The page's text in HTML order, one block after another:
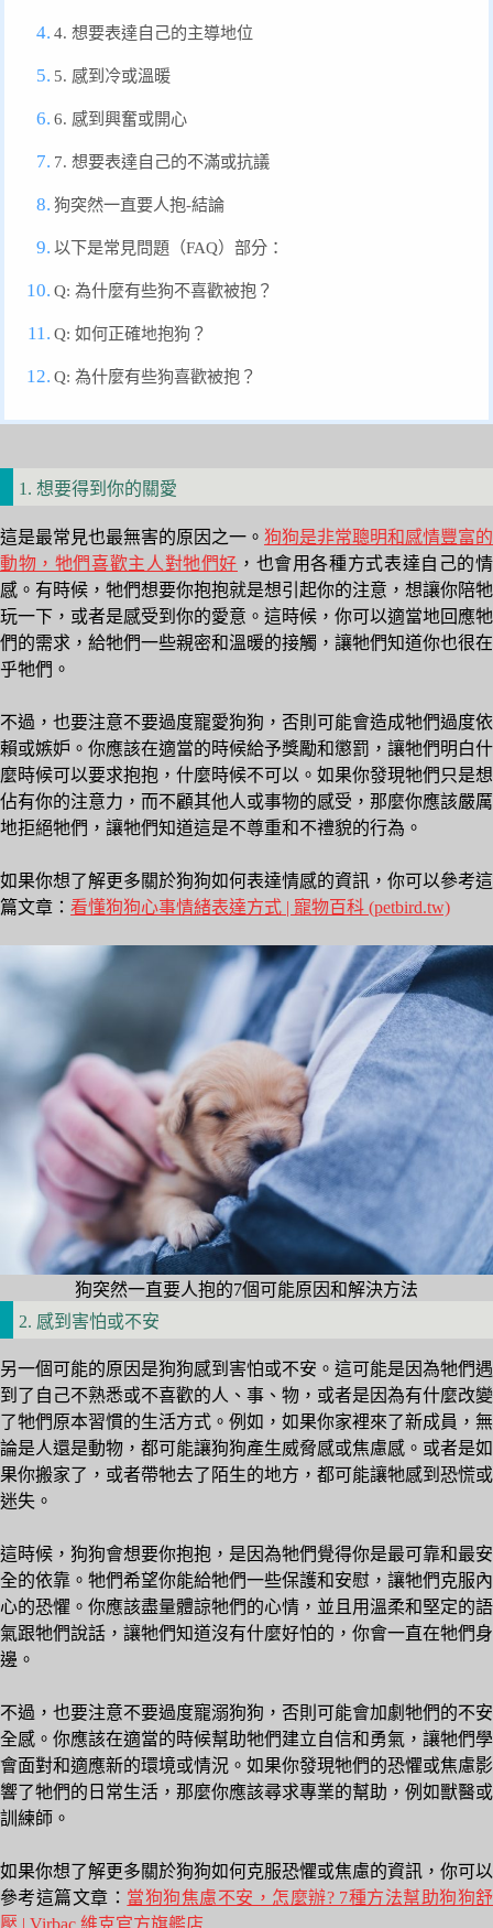
4. 想要表達自己的主導地位
5. 感到冷或溫暖
6. 感到興奮或開心
7. 想要表達自己的不滿或抗議
狗突然一直要人抱-結論
以下是常見問題（FAQ）部分：
Q: 為什麼有些狗不喜歡被抱？
Q: 如何正確地抱狗？
Q: 為什麼有些狗喜歡被抱？
1. 想要得到你的關愛
這是最常見也最無害的原因之一。 狗狗是非常聰明和感情豐富的
動物，牠們喜歡主人對牠們好 ，也會用各種方式表達自己的情
感。有時候，牠們想要你抱抱就是想引起你的注意，想讓你陪牠
玩一下，或者是感受到你的愛意。這時候，你可以適當地回應牠
們的需求，給牠們一些親密和溫暖的接觸，讓牠們知道你也很在
乎牠們。
不過，也要注意不要過度寵愛狗狗，否則可能會造成牠們過度依
賴或嫉妒。你應該在適當的時候給予獎勵和懲罰，讓牠們明白什
麼時候可以要求抱抱，什麼時候不可以。如果你發現牠們只是想
佔有你的注意力，而不顧其他人或事物的感受，那麼你應該嚴厲
地拒絕牠們，讓牠們知道這是不尊重和不禮貌的行為。
如果你想了解更多關於狗狗如何表達情感的資訊，你可以參考這
篇文章： 看懂狗狗心事情緒表達方式 | 寵物百科 (petbird.tw)
狗突然一直要人抱的7個可能原因和解決方法
2. 感到害怕或不安
另一個可能的原因是狗狗感到害怕或不安。這可能是因為牠們遇
到了自己不熟悉或不喜歡的人、事、物，或者是因為有什麼改變
了牠們原本習慣的生活方式。例如，如果你家裡來了新成員，無
論是人還是動物，都可能讓狗狗產生威脅感或焦慮感。或者是如
果你搬家了，或者帶牠去了陌生的地方，都可能讓牠感到恐慌或
迷失。
這時候，狗狗會想要你抱抱，是因為牠們覺得你是最可靠和最安
全的依靠。牠們希望你能給牠們一些保護和安慰，讓牠們克服內
心的恐懼。你應該盡量體諒牠們的心情，並且用溫柔和堅定的語
氣跟牠們說話，讓牠們知道沒有什麼好怕的，你會一直在牠們身
邊。
不過，也要注意不要過度寵溺狗狗，否則可能會加劇牠們的不安
全感。你應該在適當的時候幫助牠們建立自信和勇氣，讓牠們學
會面對和適應新的環境或情況。如果你發現牠們的恐懼或焦慮影
響了牠們的日常生活，那麼你應該尋求專業的幫助，例如獸醫或
訓練師。
如果你想了解更多關於狗狗如何克服恐懼或焦慮的資訊，你可以
參考這篇文章： 當狗狗焦慮不安，怎麼辦? 7種方法幫助狗狗舒